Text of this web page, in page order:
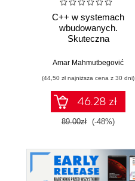
C++ w systemach
wbudowanych.
Skuteczna
nowoczesnego
Amar Mahmutbegović
(44,50 zł najniższa cena z 30 dni)
46.28 zł
89.00zł (-48%)